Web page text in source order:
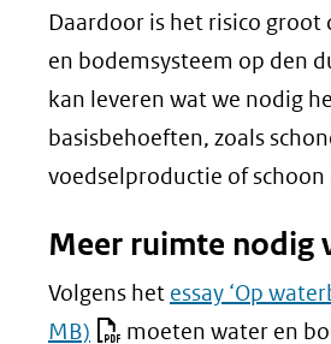
Daardoor is het risico
en bodemsysteem op den
kan leveren wat we nodig
basisbehoeften, zoals
voedselproductie of
Meer ruimte nodig
Volgens het essay ‘Op
MB)
moeten water en